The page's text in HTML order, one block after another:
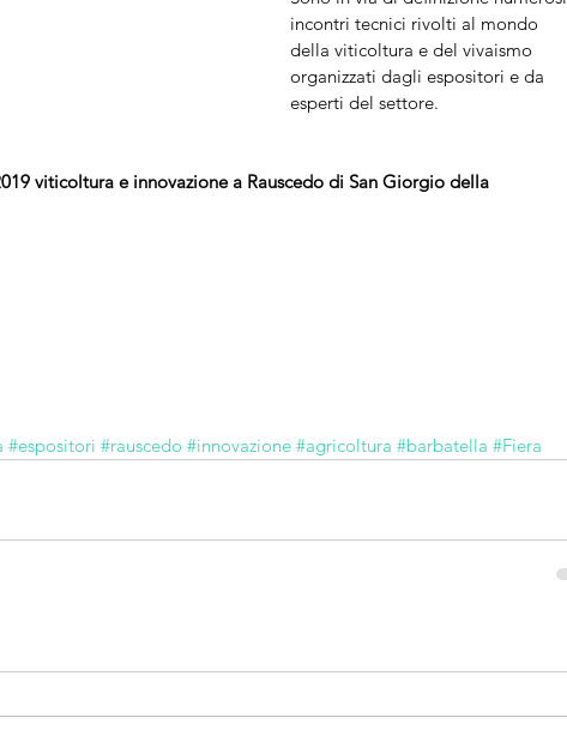
incontri tecnici rivolti al mondo
della viticoltura e del vivaismo
organizzati dagli espositori e da
esperti del settore.
viticoltura e innovazione a Rauscedo di San Giorgio della
#espositori #rauscedo #innovazione #agricoltura #barbatella #Fiera